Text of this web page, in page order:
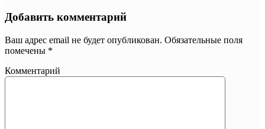
Добавить комментарий
Ваш адрес email не будет опубликован. Обязательные поля
помечены *
Комментарий